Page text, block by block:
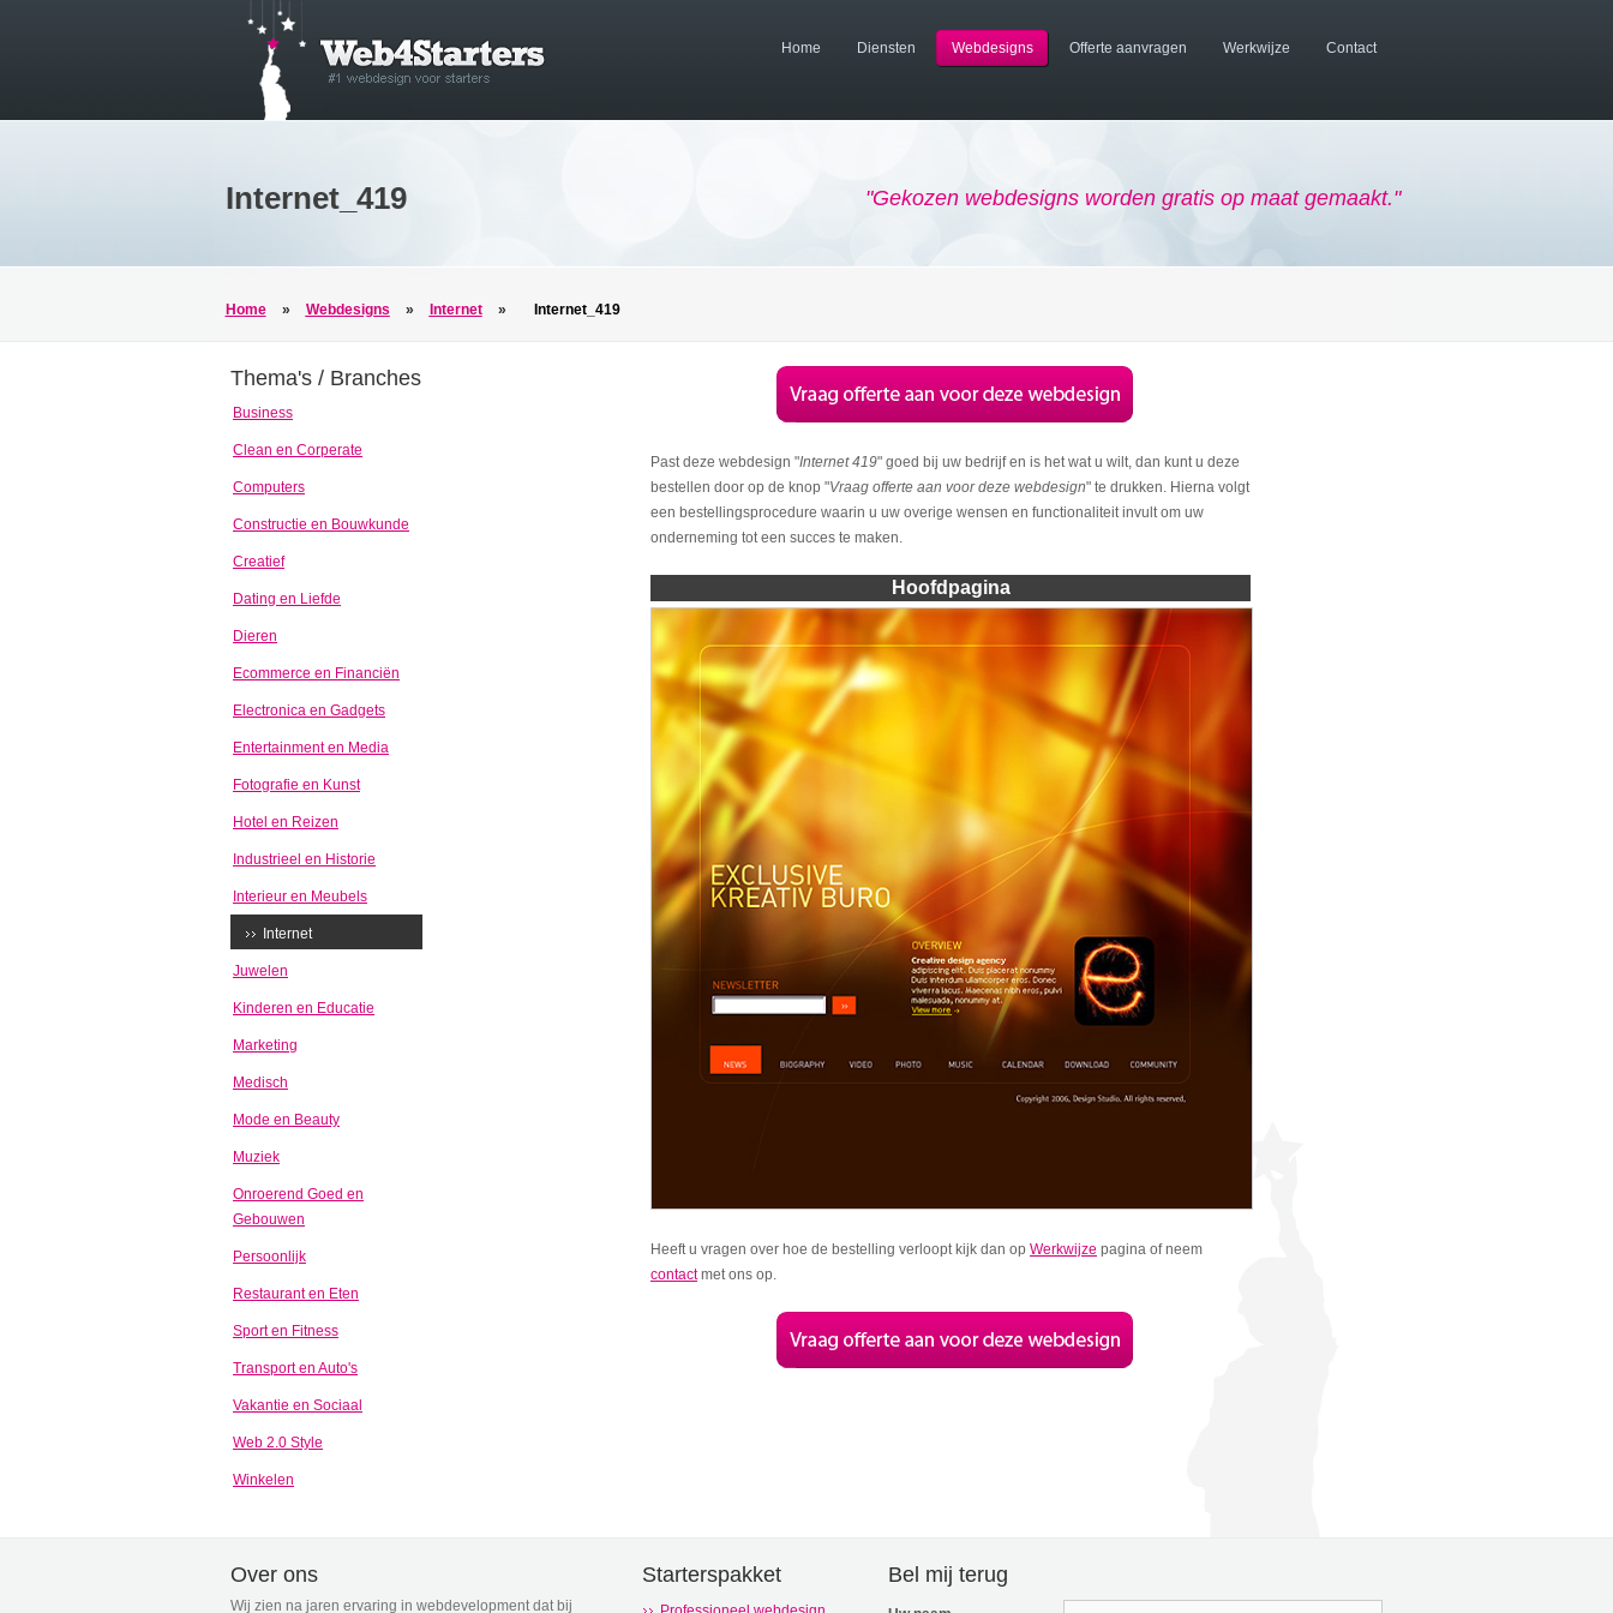
Contact
Werkwijze
Offerte aanvragen
Webdesigns
Diensten
Home
Internet_419 "Gekozen webdesigns worden gratis op maat gemaakt."
Home » Webdesigns » Internet » Internet_419
Thema's / Branches
Business
Clean en Corperate
Computers
Constructie en Bouwkunde
Creatief
Dating en Liefde
Dieren
Ecommerce en Financiën
Electronica en Gadgets
Entertainment en Media
Fotografie en Kunst
Hotel en Reizen
Industrieel en Historie
Interieur en Meubels
Internet
Juwelen
Kinderen en Educatie
Marketing
Medisch
Mode en Beauty
Muziek
Onroerend Goed en
Gebouwen
Persoonlijk
Restaurant en Eten
Sport en Fitness
Transport en Auto's
Vakantie en Sociaal
Web 2.0 Style
Winkelen
Past deze webdesign "Internet 419" goed bij uw bedrijf en is het wat u wilt, dan kunt u deze
bestellen door op de knop "Vraag offerte aan voor deze webdesign" te drukken. Hierna volgt
een bestellingsprocedure waarin u uw overige wensen en functionaliteit invult om uw
onderneming tot een succes te maken.
Hoofdpagina
Heeft u vragen over hoe de bestelling verloopt kijk dan op Werkwijze pagina of neem
contactmet ons op.
Over ons
Wij zien na jaren ervaring in webdevelopment dat bij
Starterspakket Bel mij terug